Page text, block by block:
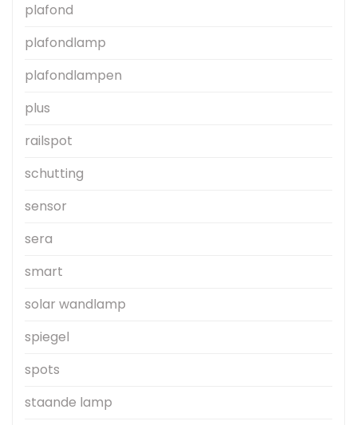
plafond
plafondlamp
plafondlampen
plus
railspot
schutting
sensor
sera
smart
solar wandlamp
spiegel
spots
staande lamp